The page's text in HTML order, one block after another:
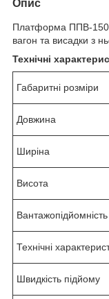
Опис
Платформа ППВ-
вагон та висадки з
Технічні
Габаритні розміри
Довжина
Ширіна
Висота
Вантажопідйомність
Технічні
Швидкість підйому